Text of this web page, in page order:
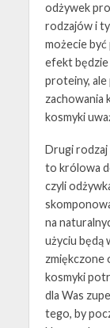
odżywek
rodzajów i
możecie być
efekt będzie
proteiny, ale
zachowania
kosmyki
Drugi rodzaj
to królowa
czyli
na
użyciu będą
zmiękczone
kosmyki
dla Was
tego, by